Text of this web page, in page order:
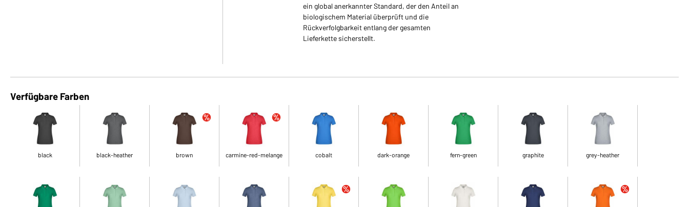
ein global anerkannter Standard, der den Anteil an
biologischem Material überprüft und die
Rückverfolgbarkeit entlang der gesamten
Lieferkette sicherstellt.
Verfügbare Farben
black black-heather brown carmine-red-melange cobalt dark-orange fern-green graphite grey-heather